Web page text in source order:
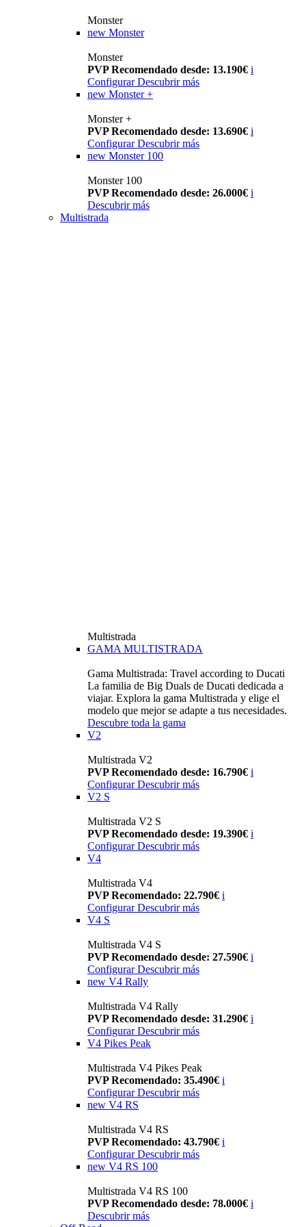
Monster
new Monster
Monster
PVP Recomendado desde: 13.190€ i
Configurar Descubrir más
new Monster +
Monster +
PVP Recomendado desde: 13.690€ i
Configurar Descubrir más
new Monster 100
Monster 100
PVP Recomendado desde: 26.000€ i
Descubrir más
Multistrada
Multistrada
GAMA MULTISTRADA
Gama Multistrada: Travel according to Ducati
La familia de Big Duals de Ducati dedicada a
viajar. Explora la gama Multistrada y elige el
modelo que mejor se adapte a tus necesidades.
Descubre toda la gama
V2
Multistrada V2
PVP Recomendado desde: 16.790€ i
Configurar Descubrir más
V2 S
Multistrada V2 S
PVP Recomendado desde: 19.390€ i
Configurar Descubrir más
V4
Multistrada V4
PVP Recomendado: 22.790€ i
Configurar Descubrir más
V4 S
Multistrada V4 S
PVP Recomendado desde: 27.590€ i
Configurar Descubrir más
new V4 Rally
Multistrada V4 Rally
PVP Recomendado desde: 31.290€ i
Configurar Descubrir más
V4 Pikes Peak
Multistrada V4 Pikes Peak
PVP Recomendado: 35.490€ i
Configurar Descubrir más
new V4 RS
Multistrada V4 RS
PVP Recomendado: 43.790€ i
ConfigurarDescubrir más
new V4 RS 100
Multistrada V4 RS 100
PVP Recomendado desde: 78.000€ i
Descubrir más